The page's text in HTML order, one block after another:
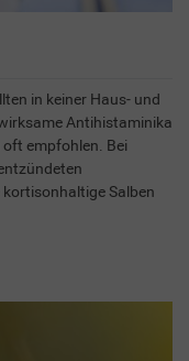
in keiner Haus- und
Antihistaminika
empfohlen. Bei
Salben